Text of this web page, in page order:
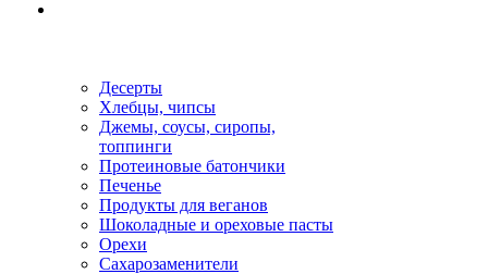
Десерты
Хлебцы, чипсы
Джемы, соусы, сиропы,
топпинги
Протеиновые батончики
Печенье
Продукты для веганов
Шоколадные и ореховые пасты
Орехи
Сахарозаменители